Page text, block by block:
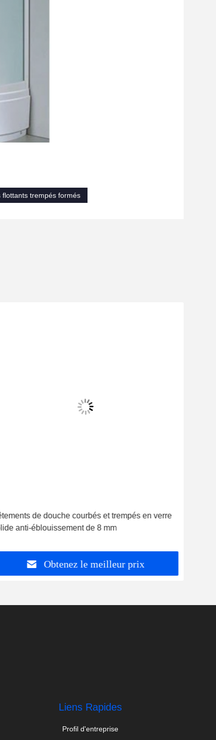
flottants trempés formés
de douche courbés et trempés en verre
anti-éblouissement de 8 mm
Obtenez le meilleur prix
Liens Rapides
Profil d'entreprise